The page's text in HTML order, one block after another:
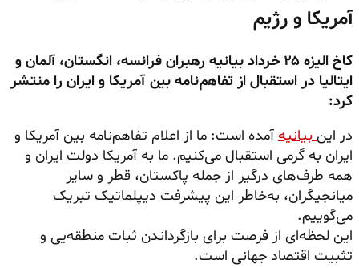
آمریکا و رژیم
کاخ الیزه ۲۵ خرداد بیانیه رهبران فرانسه، انگستان، آلمان و
ایتالیا در استقبال از تفاهم‌نامه بین آمریکا و ایران را منتشر
کرد:
در اینبیانیه آمده است: ما از اعلام تفاهم‌نامه بین آمریکا و
ایران به گرمی استقبال می‌کنیم. ما به آمریکا دولت ایران و
همه طرف‌های درگیر از جمله پاکستان، قطر و سایر
میانجیگران، به‌خاطر این پیشرفت دیپلماتیک تبریک
می‌گوییم.
این لحظه‌ای از فرصت برای بازگرداندن ثبات منطقه‌یی و
تثبیت اقتصاد جهانی است.